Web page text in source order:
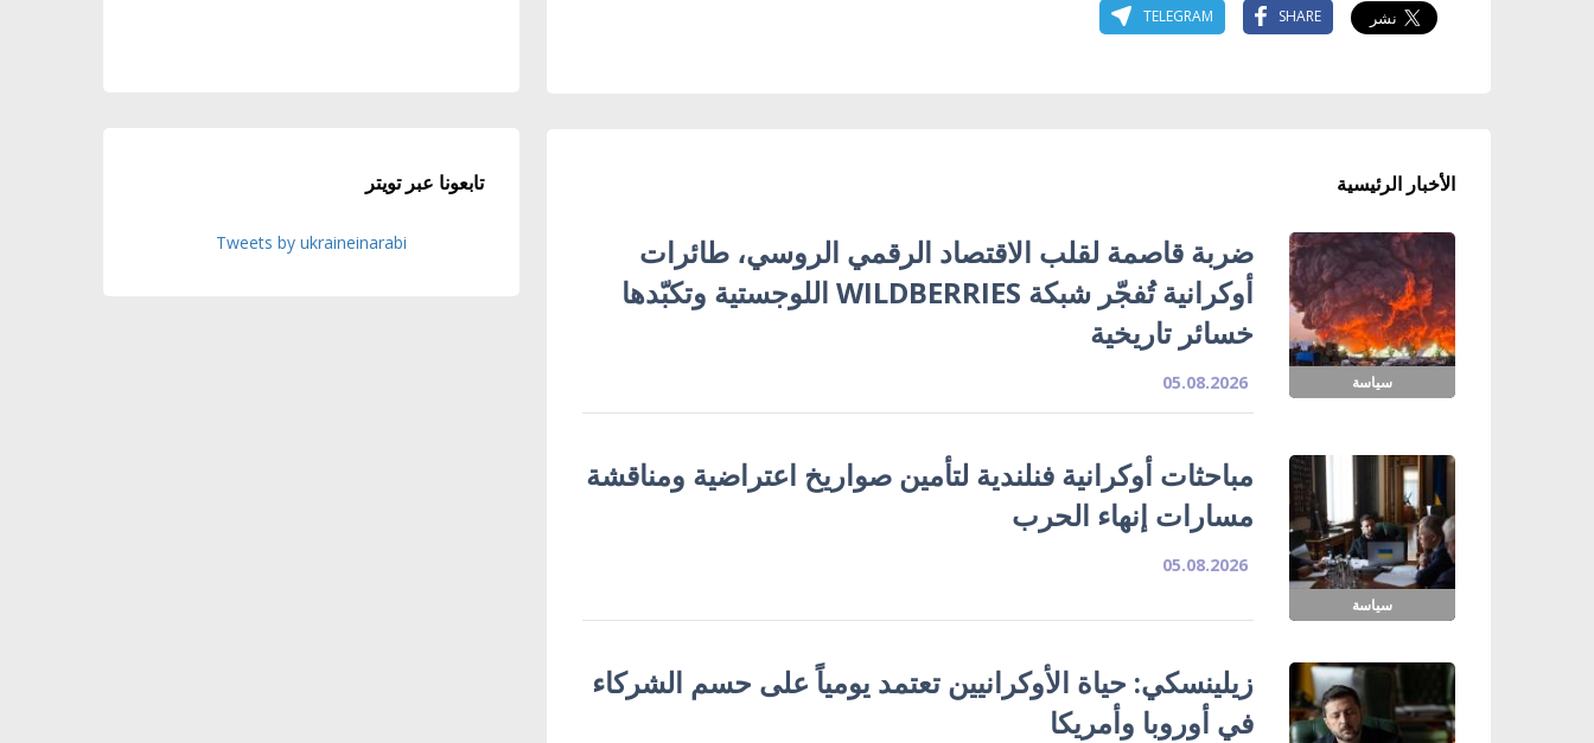
SHARE
TELEGRAM
الأخبار الرئيسية
سياسة
ضربة قاصمة لقلب الاقتصاد الرقمي الروسي، طائرات
أوكرانية تُفجّر شبكة WILDBERRIES اللوجستية وتكبّدها
خسائر تاريخية
05.08.2026
سياسة
مباحثات أوكرانية فنلندية لتأمين صواريخ اعتراضية ومناقشة
مسارات إنهاء الحرب
05.08.2026
زيلينسكي: حياة الأوكرانيين تعتمد يومياً على حسم الشركاء
في أوروبا وأمريكا
تابعونا عبر تويتر
Tweets by ukraineinarabi